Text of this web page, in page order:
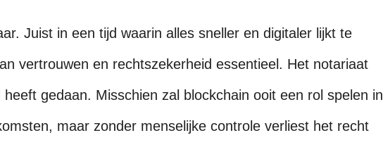
Juist in een tijd waarin alles sneller en digitaler lijkt te
vertrouwen en rechtszekerheid essentieel. Het notariaat
gedaan. Misschien zal blockchain ooit een rol spelen in
maar zonder menselijke controle verliest het recht